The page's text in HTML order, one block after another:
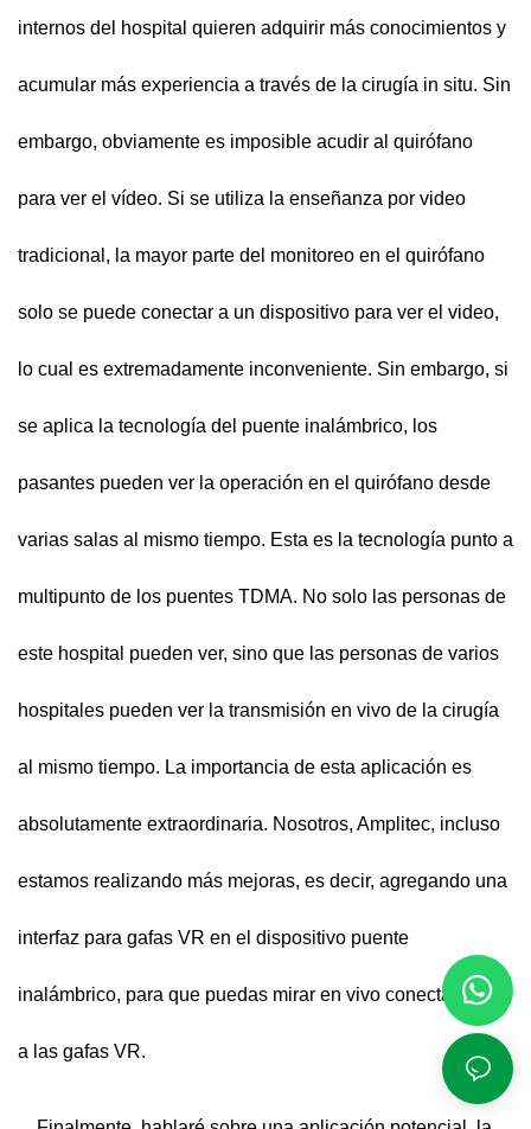
internos del hospital quieren adquirir más conocimientos y
acumular más experiencia a través de la cirugía in situ. Sin
embargo, obviamente es imposible acudir al quirófano
para ver el vídeo. Si se utiliza la enseñanza por video
tradicional, la mayor parte del monitoreo en el quirófano
solo se puede conectar a un dispositivo para ver el video,
lo cual es extremadamente inconveniente. Sin embargo, si
se aplica la tecnología del puente inalámbrico, los
pasantes pueden ver la operación en el quirófano desde
varias salas al mismo tiempo. Esta es la tecnología punto a
multipunto de los puentes TDMA. No solo las personas de
este hospital pueden ver, sino que las personas de varios
hospitales pueden ver la transmisión en vivo de la cirugía
al mismo tiempo. La importancia de esta aplicación es
absolutamente extraordinaria. Nosotros, Amplitec, incluso
estamos realizando más mejoras, es decir, agregando una
interfaz para gafas VR en el dispositivo puente
inalámbrico, para que puedas mirar en vivo conectándote
a las gafas VR.